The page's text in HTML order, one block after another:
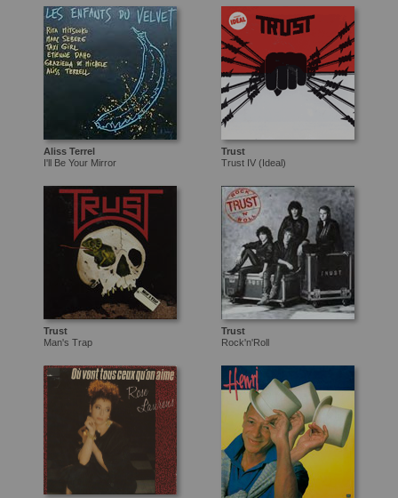
Aliss Terrel
I'll Be Your Mirror
Trust
Trust IV (Ideal)
Trust
Man's Trap
Trust
Rock'n'Roll